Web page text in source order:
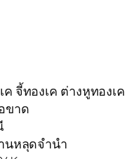
จี้ทองเค ต่างหูทองเค
ขาด
นหลุดจำนำ